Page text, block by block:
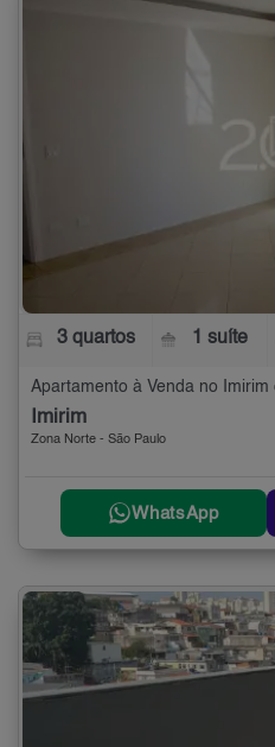
3 quartos 1 suíte
Apartamento à Venda no Imirim
Imirim
Zona Norte - São Paulo
WhatsApp